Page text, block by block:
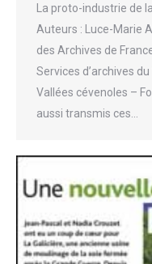
La proto-industrie de
Auteurs : Luce-Marie
des Archives de
Services d’archives
Vallées cévenoles –
aussi transmis ces…